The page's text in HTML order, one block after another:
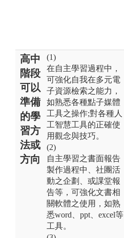
高中
階段
可以
準備
的學
習方
法或
方向
(1)
在自主學習過程中，
可強化自我在多元電
子資源檢索之能力，
如熟悉各種點子媒體
工具之操作;對各種人
工智慧工具的正確使
用觀念與技巧。
(2)
自主學習之書面報告
製作過程中、社團活
動之企劃、或課堂報
告等，可強化文書相
關軟體之使用，如熟
悉word、ppt、excel等
工具。